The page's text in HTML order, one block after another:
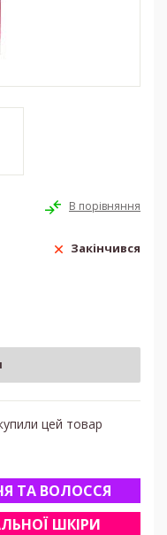
Закінчився
цей товар
ТА ВОЛОССЯ
ШКІРИ